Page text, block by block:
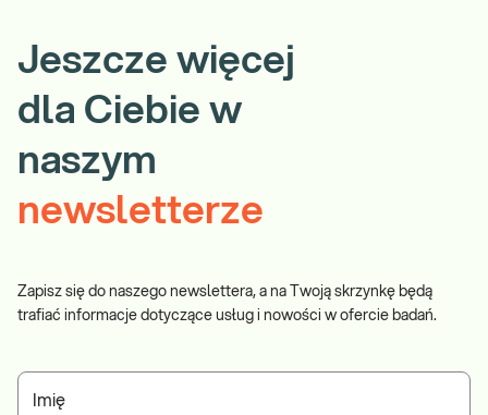
Jeszcze więcej
dla Ciebie w
naszym
newsletterze
Zapisz się do naszego newslettera, a na Twoją skrzynkę będą
trafiać informacje dotyczące usług i nowości w ofercie badań.
Imię